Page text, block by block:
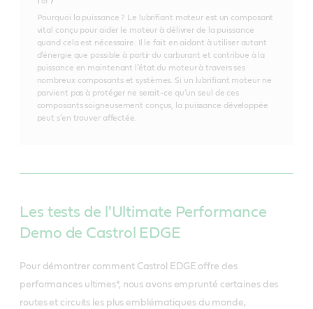
Pourquoi la puissance ? Le lubrifiant moteur est un composant
vital conçu pour aider le moteur à délivrer de la puissance
quand cela est nécessaire. Il le fait en aidant à utiliser autant
d’énergie que possible à partir du carburant et contribue à la
puissance en maintenant l’état du moteur à travers ses
nombreux composants et systèmes. Si un lubrifiant moteur ne
parvient pas à protéger ne serait-ce qu’un seul de ces
composants soigneusement conçus, la puissance développée
peut s’en trouver affectée.
Les tests de l'Ultimate Performance
Demo de Castrol EDGE
Pour démontrer comment Castrol EDGE offre des
performances ultimes*, nous avons emprunté certaines des
routes et circuits les plus emblématiques du monde,